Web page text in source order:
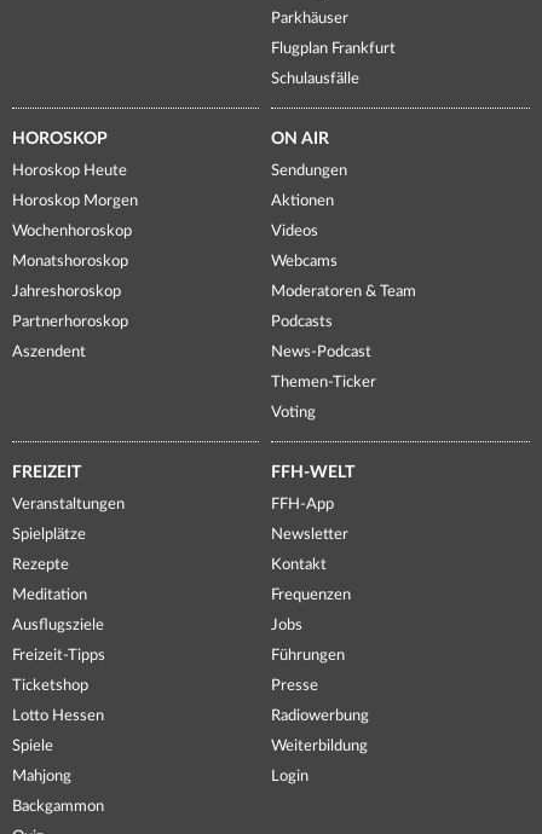
Parkhäuser
Flugplan Frankfurt
Schulausfälle
HOROSKOP
Horoskop Heute
Horoskop Morgen
Wochenhoroskop
Monatshoroskop
Jahreshoroskop
Partnerhoroskop
Aszendent
ON AIR
Sendungen
Aktionen
Videos
Webcams
Moderatoren & Team
Podcasts
News-Podcast
Themen-Ticker
Voting
FREIZEIT
Veranstaltungen
Spielplätze
Rezepte
Meditation
Ausflugsziele
Freizeit-Tipps
Ticketshop
Lotto Hessen
Spiele
Mahjong
Backgammon
FFH-WELT
FFH-App
Newsletter
Kontakt
Frequenzen
Jobs
Führungen
Presse
Radiowerbung
Weiterbildung
Login